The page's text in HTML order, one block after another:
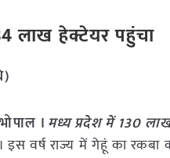
लाख हेक्टेयर पहुंचा
।मध्य प्रदेश में 130
वर्ष राज्य में गेहूं का